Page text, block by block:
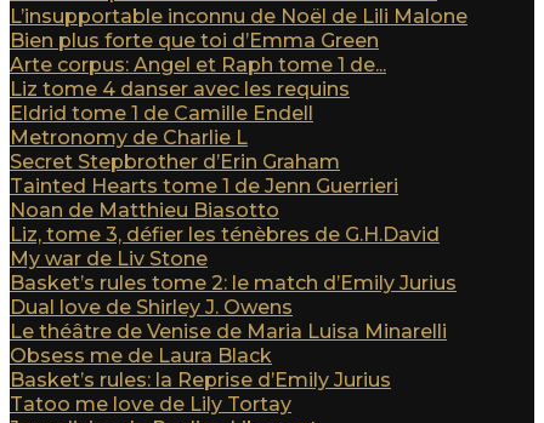
L’insupportable inconnu de Noël de Lili Malone
Bien plus forte que toi d’Emma Green
Arte corpus: Angel et Raph tome 1 de...
Liz tome 4 danser avec les requins
Eldrid tome 1 de Camille Endell
Metronomy de Charlie L
Secret Stepbrother d’Erin Graham
Tainted Hearts tome 1 de Jenn Guerrieri
Noan de Matthieu Biasotto
Liz, tome 3, défier les ténèbres de G.H.David
My war de Liv Stone
Basket’s rules tome 2: le match d’Emily Jurius
Dual love de Shirley J. Owens
Le théâtre de Venise de Maria Luisa Minarelli
Obsess me de Laura Black
Basket’s rules: la Reprise d’Emily Jurius
Tatoo me love de Lily Tortay